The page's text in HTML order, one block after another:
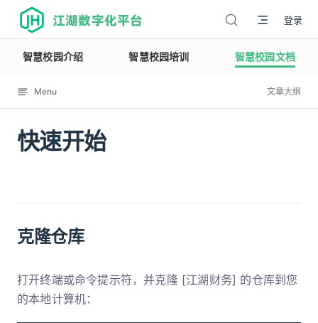
江湖数字化平台 登录
智慧校园介绍 智慧校园培训 智慧校园文档
Menu 文章大纲
快速开始
12114
克隆仓库
打开终端或命令提示符，并克隆 [江湖财务] 的仓库到您
的本地计算机：